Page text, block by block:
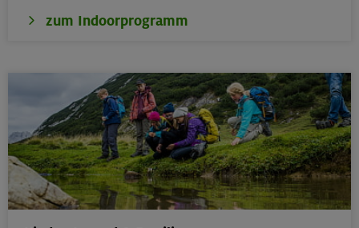
zum Indoorprogramm